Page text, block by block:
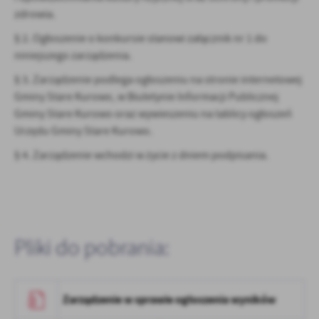
zdrowia.
§ 2. Ogłoszenie o konkursie stanowi załącznik nr 1 do
niniejszego zarządzenia.
§ 3. Zarządzenie podlega ogłoszeniu na stronie internetowej
Gminy Stare Kurowo, w Biuletynie Informacji Publicznej
Gminy Stare Kurowo oraz wywieszeniu na tablicy ogłoszeń
Urzędu Gminy Stare Kurowo.
§ 4. Zarządzenie wchodzi w życie z dniem podpisania.
Pliki do pobrania:
Zarządzenie w sprawie ogłoszenia wyników